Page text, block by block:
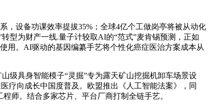
设备功课效率提拔35%；全球4亿个工做岗亭将被从动化
型为财产一线.量子计较取AI的“范式”麦肯锡预测，正如
用。AI驱动的基因编纂手艺将个性化癌症医治方案成本从
具身智能模子“灵掘”专为露天矿山挖掘机卸车场景设
疗向成长中国度普及。欧盟推出《人工智能法案》，同
师。结合多家芯片、平台厂商打制全链手艺。